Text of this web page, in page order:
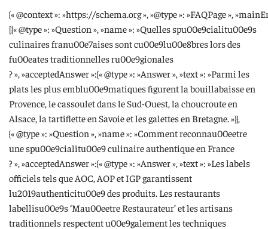
{« @context »: »https://schema.org », »@type »: »FAQPage »,
[{« @type »: »Question », »name »: »Quelles spu00e9cialitu00e9s
culinaires franu00e7aises sont cu00e9lu00e8bres lors des
fu00eates traditionnelles ru00e9gionales
? », »acceptedAnswer »:{« @type »: »Answer », »text »: »Parmi les
plats les plus emblu00e9matiques figurent la bouillabaisse en
Provence, le cassoulet dans le Sud-Ouest, la choucroute en
Alsace, la tartiflette en Savoie et les galettes en Bretagne. »}},
{« @type »: »Question », »name »: »Comment reconnau00eetre
une spu00e9cialitu00e9 culinaire authentique en France
? », »acceptedAnswer »:{« @type »: »Answer », »text »: »Les labels
officiels tels que AOC, AOP et IGP garantissent
lu2019authenticitu00e9 des produits. Les restaurants
labellisu00e9s ‘Mau00eetre Restaurateur’ et les artisans
traditionnels respectent u00e9galement les techniques